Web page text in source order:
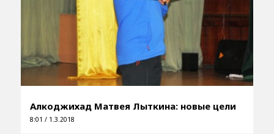
Алкоджихад Матвея Лыткина: новые цели
8:01 / 1.3.2018